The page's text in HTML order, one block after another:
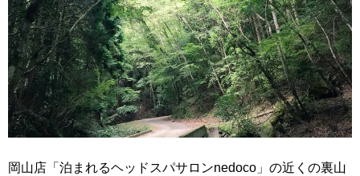
岡山店「泊まれるヘッドスパサロンnedoco」の近くの裏山